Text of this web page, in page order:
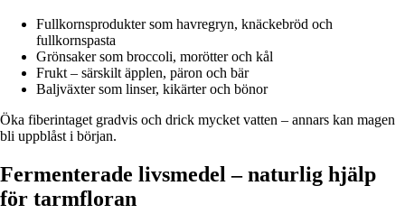
Fullkornsprodukter som havregryn, knäckebröd och
fullkornspasta
Grönsaker som broccoli, morötter och kål
Frukt – särskilt äpplen, päron och bär
Baljväxter som linser, kikärter och bönor
Öka fiberintaget gradvis och drick mycket vatten – annars kan magen
bli uppblåst i början.
Fermenterade livsmedel – naturlig hjälp
för tarmfloran